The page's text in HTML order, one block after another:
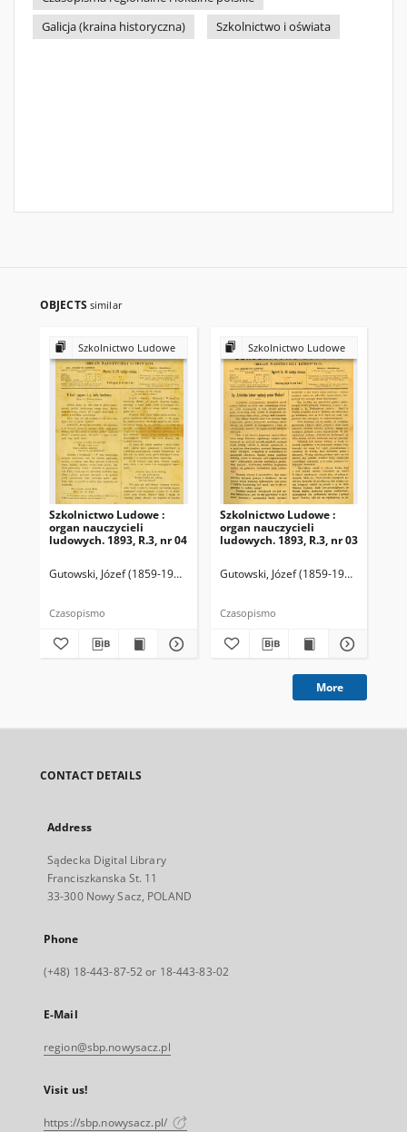
Galicja (kraina historyczna)
Szkolnictwo i oświata
OBJECTS similar
Szkolnictwo Ludowe
Szkolnictwo Ludowe :
organ nauczycieli
ludowych. 1893, R.3, nr 04
Gutowski, Józef (1859-1916). Redaktor
Czasopismo
Szkolnictwo Ludowe
Szkolnictwo Ludowe :
organ nauczycieli
ludowych. 1893, R.3, nr 03
Gutowski, Józef (1859-1916).
Czasopismo
More
CONTACT DETAILS
Address
Sądecka Digital Library
Franciszkanska St. 11
33-300 Nowy Sacz, POLAND
Phone
(+48) 18-443-87-52 or 18-443-83-02
E-Mail
region@sbp.nowysacz.pl
Visit us!
https://sbp.nowysacz.pl/